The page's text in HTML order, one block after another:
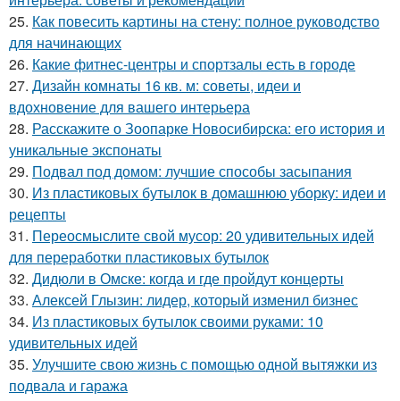
25. Как повесить картины на стену: полное руководство
для начинающих
26. Какие фитнес-центры и спортзалы есть в городе
27. Дизайн комнаты 16 кв. м: советы, идеи и
вдохновение для вашего интерьера
28. Расскажите о Зоопарке Новосибирска: его история и
уникальные экспонаты
29. Подвал под домом: лучшие способы засыпания
30. Из пластиковых бутылок в домашнюю уборку: идеи и
рецепты
31. Переосмыслите свой мусор: 20 удивительных идей
для переработки пластиковых бутылок
32. Дидюли в Омске: когда и где пройдут концерты
33. Алексей Глызин: лидер, который изменил бизнес
34. Из пластиковых бутылок своими руками: 10
удивительных идей
35. Улучшите свою жизнь с помощью одной вытяжки из
подвала и гаража